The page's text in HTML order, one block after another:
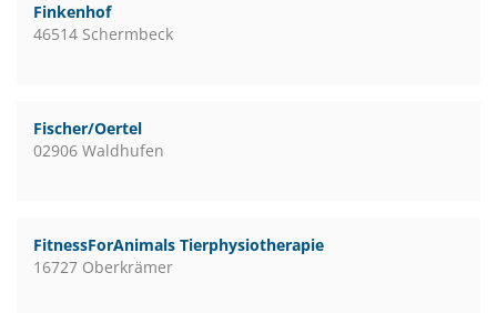
Finkenhof
46514 Schermbeck
Fischer/Oertel
02906 Waldhufen
FitnessForAnimals Tierphysiotherapie
16727 Oberkrämer